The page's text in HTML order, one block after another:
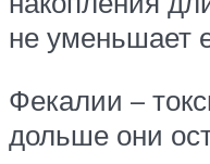
не уменьшает
Фекалии –
дольше они